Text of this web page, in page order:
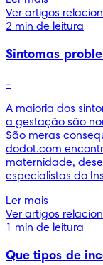
Ver artigos
2 min de leitura
Sintomas
-
A maioria dos
a gestação são
São meras
dodot.com
maternidade,
especialistas do
Ler mais
Ver artigos
1 min de leitura
Que tipos de